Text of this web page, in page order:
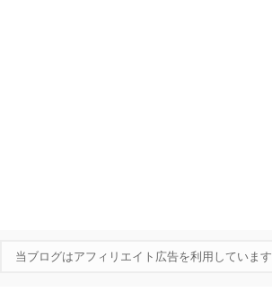
当ブログはアフィリエイト広告を利用しています